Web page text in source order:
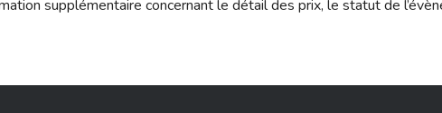
supplémentaire concernant le détail des prix, le statut de